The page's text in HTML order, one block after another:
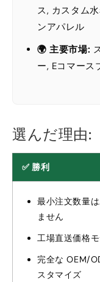
ス, カスタム
ンアパレル
🌍 主要市場:
ー, Eコマース
選んだ理由:
✅ 勝利
最小注文数量は
ません
工場直送価格
完全な OEM/
スタマイズ